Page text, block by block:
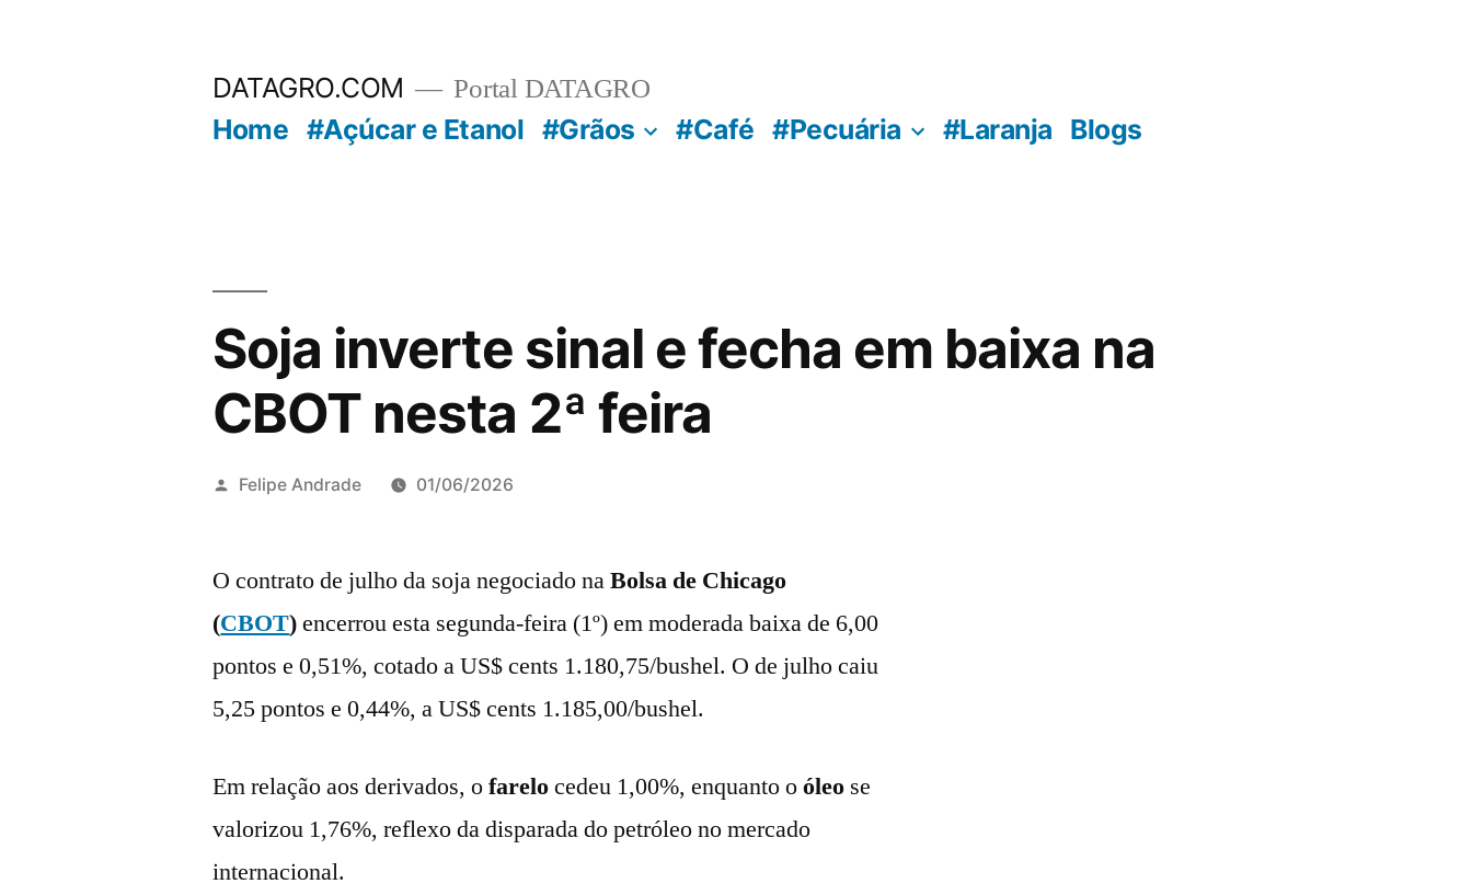
DATAGRO.COM Portal DATAGRO
Home #Açúcar e Etanol #Grãos #Café #Pecuária #Laranja Blogs
Soja inverte sinal e fecha em baixa na
CBOT nesta 2ª feira
Publicado
Felipe Andrade 01/06/2026
O contrato de julho da soja negociado naBolsa de Chicago
(CBOT)encerrou esta segunda-feira (1º) em moderada baixa de 6,00
pontos e 0,51%, cotado a US$ cents 1.180,75/bushel. O de julho caiu
5,25 pontos e 0,44%, a US$ cents 1.185,00/bushel.
Em relação aos derivados, ofarelocedeu 1,00%, enquanto oóleo se
valorizou 1,76%, reflexo da disparada do petróleo no mercado
internacional.